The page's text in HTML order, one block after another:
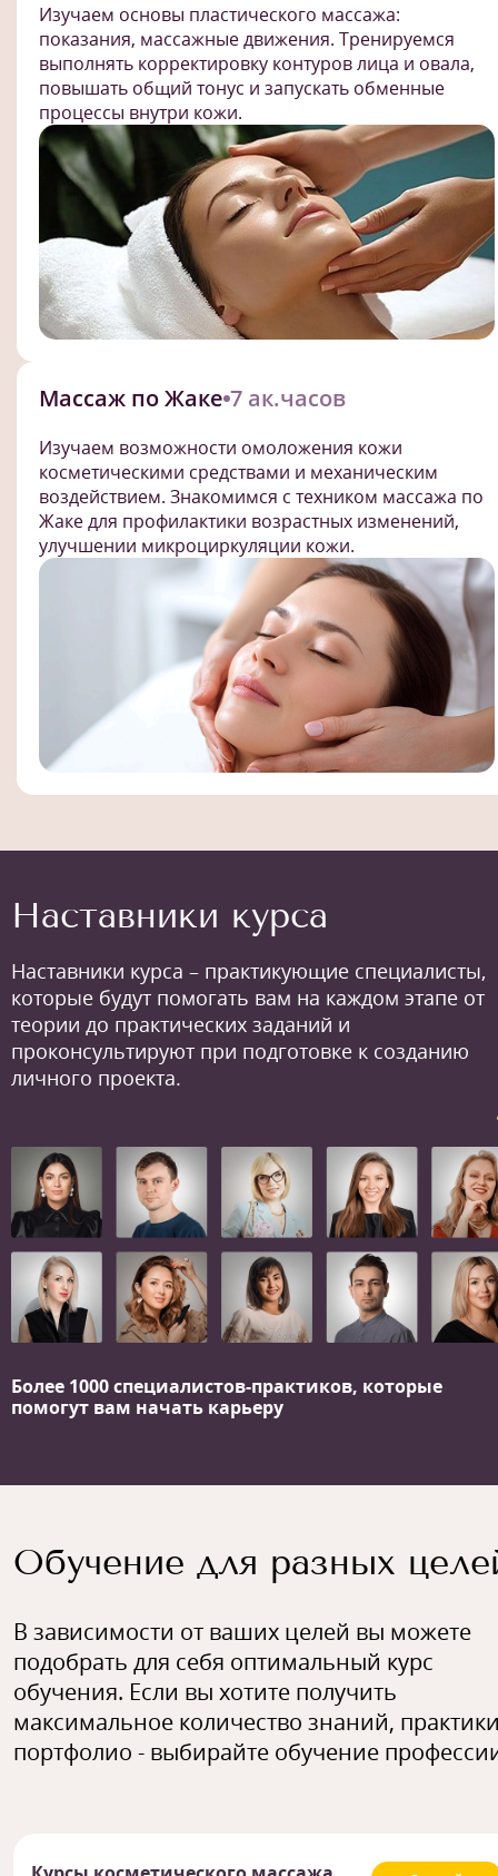
Изучаем основы пластического массажа:
показания, массажные движения. Тренируемся
выполнять корректировку контуров лица и овала,
повышать общий тонус и запускать обменные
процессы внутри кожи.
Массаж по Жаке 7 ак.часов
Изучаем возможности омоложения кожи
косметическими средствами и механическим
воздействием. Знакомимся с техником массажа по
Жаке для профилактики возрастных изменений,
улучшении микроциркуляции кожи.
Наставники курса
Наставники курса – практикующие специалисты,
которые будут помогать вам на каждом этапе от
теории до практических заданий и
проконсультируют при подготовке к созданию
личного проекта.
Более 1000 специалистов-практиков, которые
помогут вам начать карьеру
Обучение для разных
В зависимости от ваших целей вы можете
подобрать для себя оптимальный курс
обучения. Если вы хотите получить
максимальное количество знаний,
портфолио - выбирайте обучение